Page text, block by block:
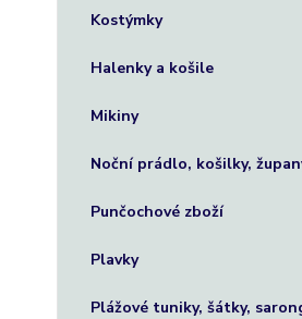
Kostýmky
Halenky a košile
Mikiny
Noční prádlo, košilky,
Punčochové zboží
Plavky
Plážové tuniky, šátky,